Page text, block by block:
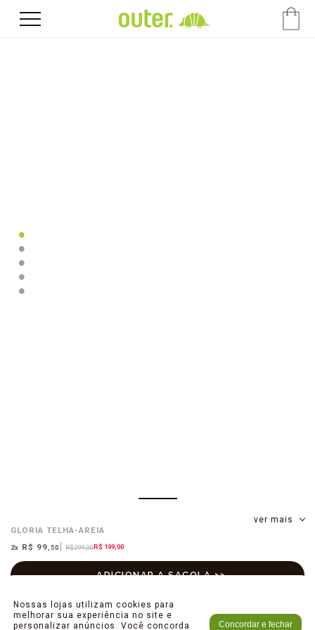
ver mais
GLORIA TELHA-AREIA
R$ 299,00R$ 199,00
2x R$ 99 ,50
Nossas lojas utilizam cookies para
melhorar sua experiência no site e
personalizar anúncios. Você concorda
Concordar e fechar